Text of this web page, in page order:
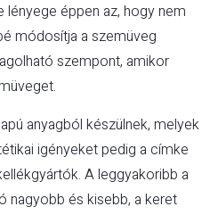
éppen az, hogy nem
módosítja a szemüveg
szempont, amikor
anyagból készülnek, melyek
igényeket pedig a címke
A leggyakoribb a
nagyobb és kisebb, a keret